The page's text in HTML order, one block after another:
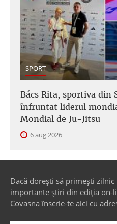
SPORT
Bács Rita, sportiva din
înfruntat liderul
Mondial de Ju-Jitsu
6 aug 2026
Dacă dorești să primești
importante știri din ediția on-
Covasna înscrie-te aici cu